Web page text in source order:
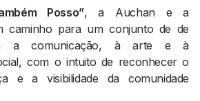
Posso”, a Auchan e a
caminho para um conjunto de de
a comunicação, à arte e à
com o intuito de reconhecer o
e a visibilidade da comunidade